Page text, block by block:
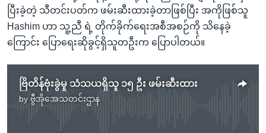
ပြီးခဲ့တဲ့ သီတင်းပတ်က ဖမ်းဆီးထားခဲ့တာဖြစ်ပြီး အကိုဖြစ်သူ
Hashim ဟာ သူ့ညီ ရဲ့ တိုက်ခိုက်ရေးအစီအစဉ်ကို သိနေခဲ့
ကြောင်း ပြောရေးဆိုခွင့်ရှိသူတဦးက ပြောပါတယ်။
ဗြိတိန်ဗုံးခွဲမှု သံသယရှိသူ ၁၅ ဦး ဖမ်းဆီးထား
by ဗွီအိုအေသတင်းဌာန
No media source currently available